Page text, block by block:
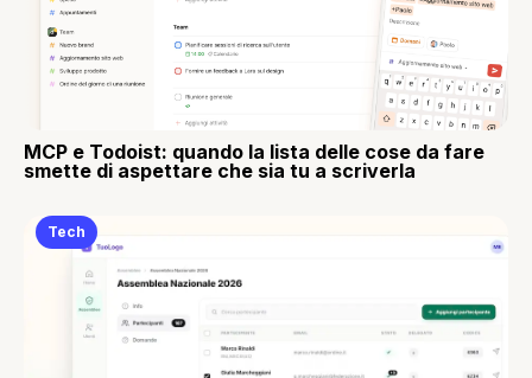
MCP e Todoist: quando la lista delle cose da fare
smette di aspettare che sia tu a scriverla
Tech